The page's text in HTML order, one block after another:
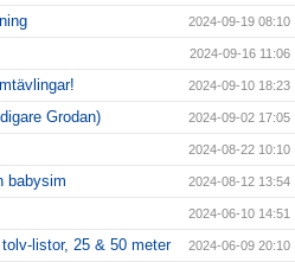
2024-09-19 08:10
2024-09-16 11:06
2024-09-10 18:23
Grodan) 2024-09-02 17:05
2024-08-22 10:10
babysim 2024-08-12 13:54
2024-06-10 14:51
listor, 25 & 50 meter 2024-06-09 20:10